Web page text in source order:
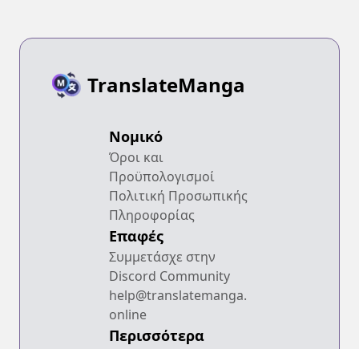
TranslateManga
Νομικό
Όροι και
Προϋπολογισμοί
Πολιτική Προσωπικής
Πληροφορίας
Επαφές
Συμμετάσχε στην
Discord Community
help@translatemanga.
online
Περισσότερα